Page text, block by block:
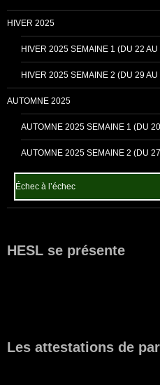
HIVER 2025
HIVER 2025 SEMAINE 1 (DU 22
HIVER 2025 SEMAINE 2 (DU 29
AUTOMNE 2025
AUTOMNE 2025 SEMAINE 1 (DU
AUTOMNE 2025 SEMAINE 2 (DU
Échec à l’échec
HESL se présente
Les attestations de